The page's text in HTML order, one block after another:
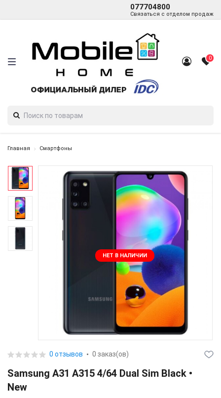
077704800
Связаться с отделом продаж
0
Главная Смартфоны
НЕТ В НАЛИЧИИ
0 отзывов 0 заказ(ов)
Samsung A31 A315 4/64 Dual Sim Black •
New